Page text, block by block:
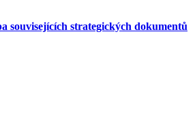
souvisejících strategických dokumentů